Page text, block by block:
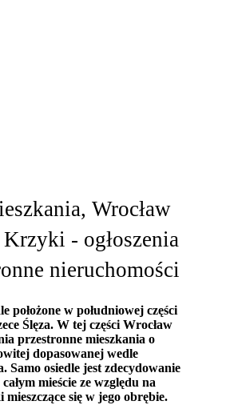
Wrocław
- ogłoszenia
nieruchomości
położone w południowej części
Ślęza. W tej części Wrocław
przestronne mieszkania o
dopasowanej wedle
Samo osiedle jest zdecydowanie
mieście ze względu na
się w jego obrębie.